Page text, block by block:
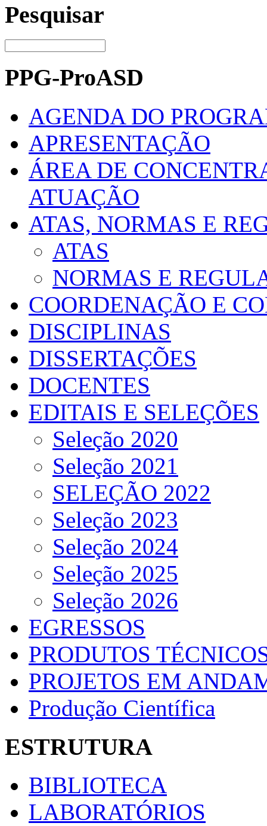
Pesquisar
PPG-ProASD
AGENDA DO
APRESENTAÇÃO
ÁREA DE
ATUAÇÃO
ATAS, NORMAS E
ATAS
NORMAS E
COORDENAÇÃO E
DISCIPLINAS
DISSERTAÇÕES
DOCENTES
EDITAIS E SELEÇÕES
Seleção 2020
Seleção 2021
SELEÇÃO 2022
Seleção 2023
Seleção 2024
Seleção 2025
Seleção 2026
EGRESSOS
PRODUTOS
PROJETOS EM
Produção Científica
ESTRUTURA
BIBLIOTECA
LABORATÓRIOS